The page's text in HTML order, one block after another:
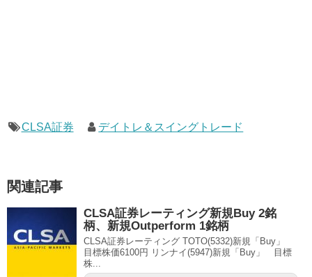
CLSA証券 デイトレ＆スイングトレード
関連記事
CLSA証券レーティング新規Buy 2銘
柄、新規Outperform 1銘柄
CLSA証券レーティング TOTO(5332)新規「Buy」
目標株価6100円 リンナイ(5947)新規「Buy」 目標
株...